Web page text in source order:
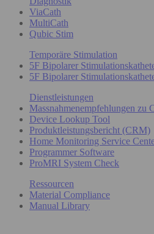
ViaCath
MultiCath
Qubic Stim
Temporäre Stimulation
5F Bipolarer
5F Bipolarer
Dienstleistungen
Massnahmenempfehlungen zu
Device Lookup Tool
Produktleistungsbericht (CRM)
Home Monitoring Service
Programmer Software
ProMRI System Check
Ressourcen
Material Compliance
Manual Library